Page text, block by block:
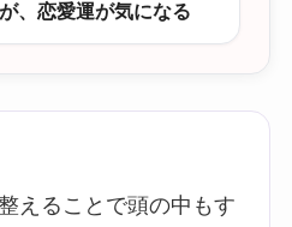
、恋愛運が気になる
えることで頭の中もす